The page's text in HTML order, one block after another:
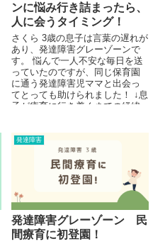
ンに悩み行き詰まったら、
人に会うタイミング！
さくら 3歳の息子は言葉の遅れが
あり、発達障害グレーゾーンで
す。 悩んで一人不安な毎日を送
っていたのですが、同じ保育園
に通う発達障害児ママと出会っ
てとっても助けられました！ ↓息
子が療育に行き着くまでの経緯
発達障害
発達障害グレーゾーン 民
間療育に初登園！